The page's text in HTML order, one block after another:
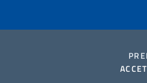
2026 Copyright Ministero